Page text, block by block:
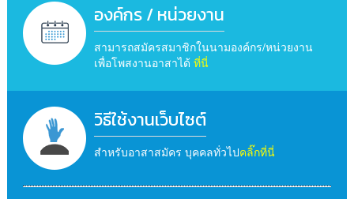
องค์กร / หน่วยงาน
สามารถสมัครสมาชิกในนามองค์กร/หน่วยงาน
เพื่อโพสงานอาสาได้ ที่นี่
วิธีใช้งานเว็บไซต์
สำหรับอาสาสมัคร บุคคลทั่วไปคลิ๊กที่นี่